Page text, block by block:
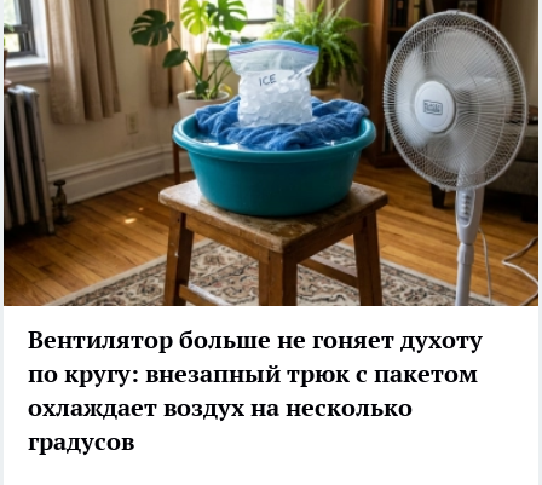
Вентилятор больше не гоняет духоту
по кругу: внезапный трюк с пакетом
охлаждает воздух на несколько
градусов